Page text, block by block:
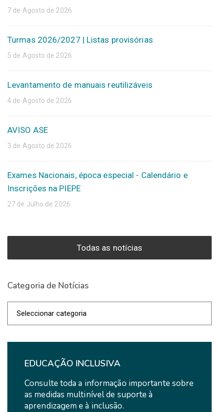
7 de Agosto de 2026
Turmas 2026/2027 | Listas provisórias
5 de Agosto de 2026
Levantamento de manuais reutilizáveis
4 de Agosto de 2026
AVISO ASE
3 de Agosto de 2026
Exames Nacionais, época especial - Calendário e
Inscrições na PIEPE
27 de Julho de 2026
Todas as notícias
Categoria de Notícias
EDUCAÇÃO INCLUSIVA
Consulte toda a informação importante sobre
as medidas multinível de suporte à
aprendizagem e à inclusão.